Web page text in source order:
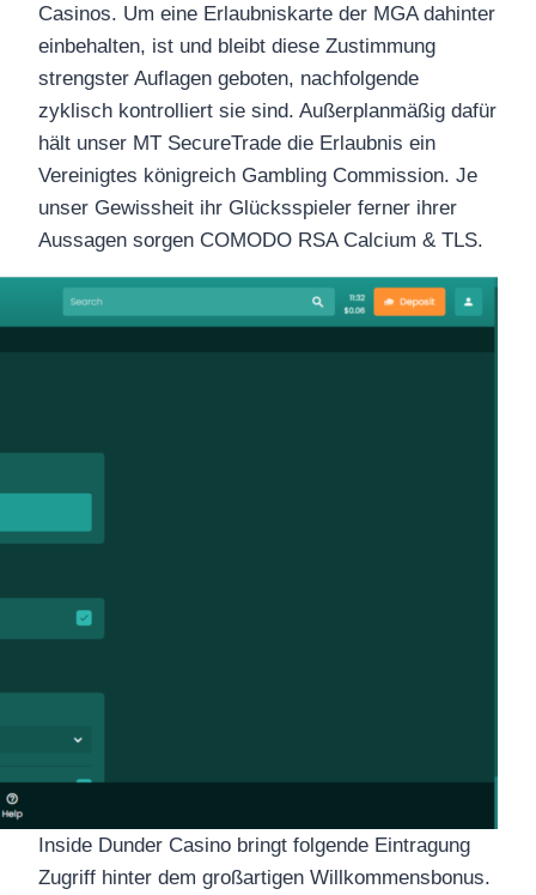
Casinos. Um eine Erlaubniskarte der MGA dahinter
einbehalten, ist und bleibt diese Zustimmung
strengster Auflagen geboten, nachfolgende
zyklisch kontrolliert sie sind. Außerplanmäßig dafür
hält unser MT SecureTrade die Erlaubnis ein
Vereinigtes königreich Gambling Commission. Je
unser Gewissheit ihr Glücksspieler ferner ihrer
Aussagen sorgen COMODO RSA Calcium & TLS.
Inside Dunder Casino bringt folgende Eintragung
Zugriff hinter dem großartigen Willkommensbonus.